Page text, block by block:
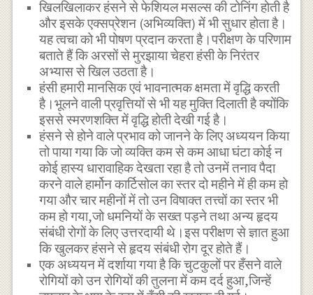
खिलखिलाकर हंसने से फेशियल मसल्स की टोनिंग होती है
और इसके एक्सप्रेशन (अभिव्यक्ति) में भी सुधार होता है।
यह त्वचा को भी पोषण प्रदान करता है।परीक्षण के परिणाम
बताते हैं कि अरसों से मुरझाया चेहरा हंसी के निरंतर
अभ्यास से खिल उठता है।
हंसी हमारी मानसिक एवं भावनात्मक क्षमता में वृद्धि करती
है।भूलने वाली प्रवृत्तियों से भी यह मुक्ति दिलाती है क्योंकि
इससे स्मरणशक्ति में वृद्धि होती देखी गई है।
हंसने से होने वाले प्रभाव को जानने के लिए अध्ययन किया
तो पाया गया कि जो व्यक्ति कम से कम आधा घंटा कोई न
कोई हास्य धारावाहिक देखता रहा है तो उनमें तनाव पैदा
करने वाले हार्मोन कार्टिसोल का स्तर दो महीने में ही कम हो
गया और चार महीनों में तो उन विषाक्त तत्त्वों का स्तर भी
कम हो गया,जो धमनियों के सख्त पड़ने तथा अन्य हृदय
संबंधी रोगों के लिए उत्तरदायी थे।इस परीक्षण से ज्ञात हुआ
कि खुलकर हंसने से हृदय संबंधी रोग दूर होते हैं।
एक अध्ययन में दर्शाया गया है कि चुटकुलों पर हँसने वाले
रोगियों को उन रोगियों की तुलना में कम दर्द हुआ,जिन्हें